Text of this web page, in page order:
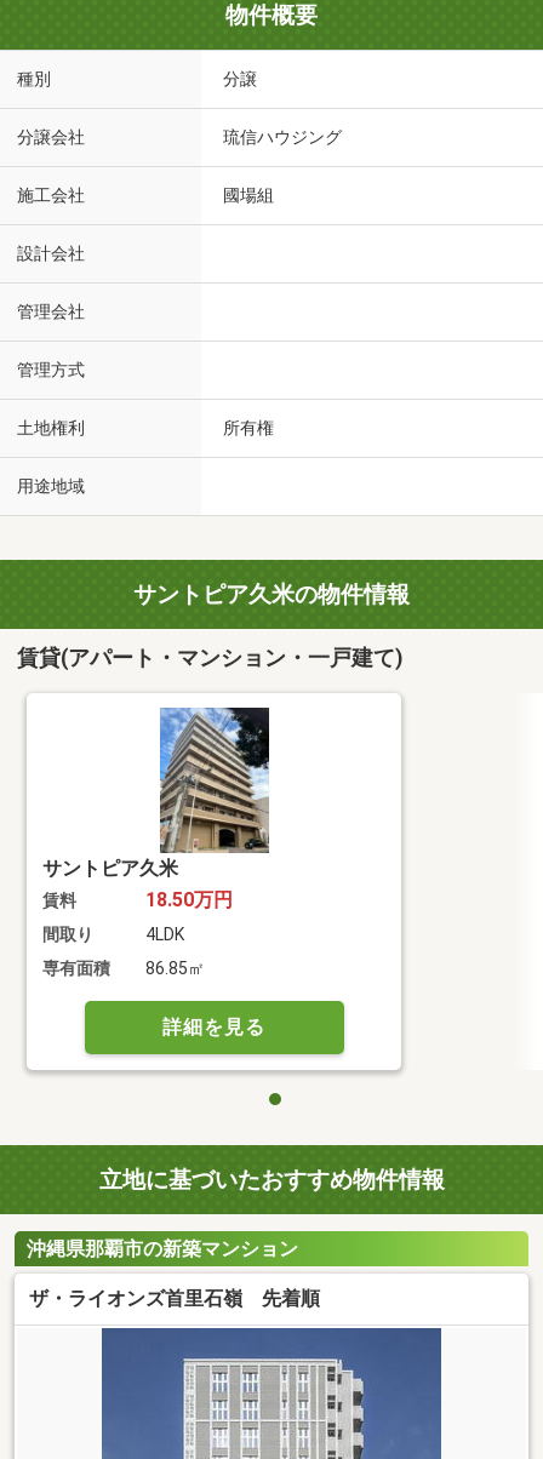
物件概要
種別 分譲
分譲会社 琉信ハウジング
施工会社 國場組
設計会社
管理会社
管理方式
土地権利 所有権
用途地域
サントピア久米の物件情報
賃貸(アパート・マンション・一戸建て)
サントピア久米
賃料 18.50万円
間取り
4LDK
専有面積
86.85㎡
詳細を見る
立地に基づいたおすすめ物件情報
沖縄県那覇市の新築マンション
ザ・ライオンズ首里石嶺 先着順